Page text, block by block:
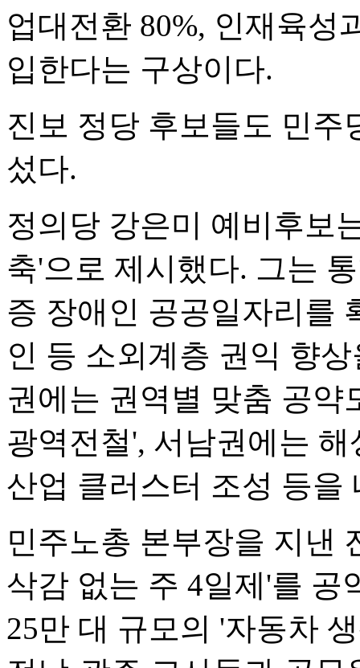
업대전환 80%, 인재육성
입한다는 구상이다.
진보 정당 후보들도 민주
섰다.
정의당 강은미 예비후보
축'으로 제시했다. 그는
증 장애인 공공일자리를
인 등 소외계층 권익 향
권에는 권역별 맞춤 공약
광역전철', 서남권에는
산업 클러스터 조성 등을
민주노총 본부장을 지낸
삭감 없는 주 4일제'를 공
25만 대 규모의 '자동차